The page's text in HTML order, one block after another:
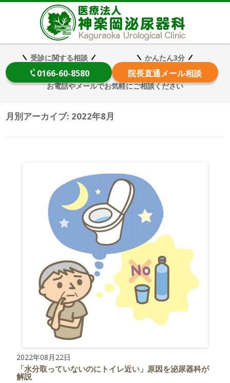
受診に関する相談
0166-60-8580
かんたん3分
院長直通メール相談
お電話やメールでお気軽にご相談ください
月別アーカイブ: 2022年8月
2022年08月22日
「水分取っていないのにトイレ近い」原因を泌尿器科が
解説